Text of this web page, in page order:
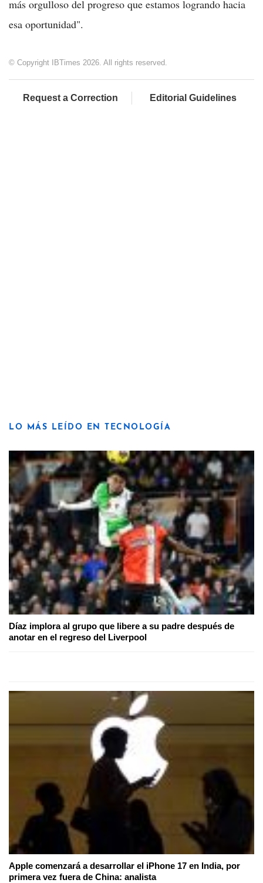
más orgulloso del progreso que estamos logrando hacia
esa oportunidad".
© Copyright IBTimes 2026. All rights reserved.
Request a Correction Editorial Guidelines
LO MÁS LEÍDO EN TECNOLOGÍA
Díaz implora al grupo que libere a su padre después de
anotar en el regreso del Liverpool
Apple comenzará a desarrollar el iPhone 17 en India, por
primera vez fuera de China: analista